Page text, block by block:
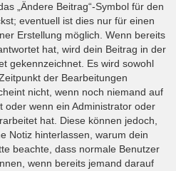
„Ändere Beitrag“-Symbol für den
eventuell ist dies nur für einen
Erstellung möglich. Wenn bereits
hat, wird dein Beitrag in der
gekennzeichnet. Es wird sowohl
der Bearbeitungen
nicht, wenn noch niemand auf
oder wenn ein Administrator oder
hat. Diese können jedoch,
Notiz hinterlassen, warum dein
beachte, dass normale Benutzer
wenn bereits jemand darauf